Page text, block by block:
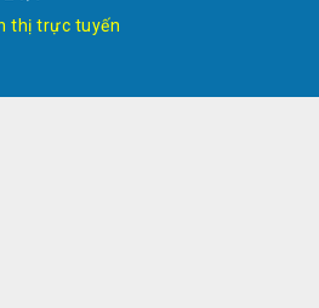
thị trực tuyến